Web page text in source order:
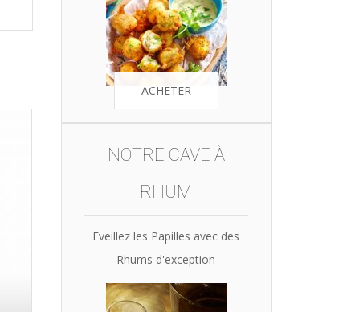
ACHETER
NOTRE CAVE À
RHUM
Eveillez les Papilles avec des
Rhums d'exception